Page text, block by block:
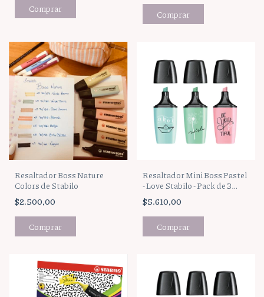
Comprar
Resaltador Boss Nature
Colors de Stabilo
$2.500,00
Comprar
Resaltador Mini Boss Pastel
- Love Stabilo - Pack de 3
unidades
$5.610,00